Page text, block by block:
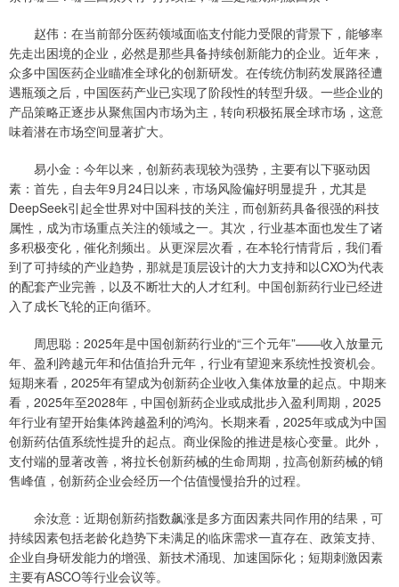
赵伟：在当前部分医药领域面临支付能力受限的背景下，能够率
先走出困境的企业，必然是那些具备持续创新能力的企业。近年来，
众多中国医药企业瞄准全球化的创新研发。在传统仿制药发展路径遭
遇瓶颈之后，中国医药产业已实现了阶段性的转型升级。一些企业的
产品策略正逐步从聚焦国内市场为主，转向积极拓展全球市场，这意
味着潜在市场空间显著扩大。
易小金：今年以来，创新药表现较为强势，主要有以下驱动因
素：首先，自去年9月24日以来，市场风险偏好明显提升，尤其是
DeepSeek引起全世界对中国科技的关注，而创新药具备很强的科技
属性，成为市场重点关注的领域之一。其次，行业基本面也发生了诸
多积极变化，催化剂频出。从更深层次看，在本轮行情背后，我们看
到了可持续的产业趋势，那就是顶层设计的大力支持和以CXO为代表
的配套产业完善，以及不断壮大的人才红利。中国创新药行业已经进
入了成长飞轮的正向循环。
周思聪：2025年是中国创新药行业的“三个元年”——收入放量元
年、盈利跨越元年和估值抬升元年，行业有望迎来系统性投资机会。
短期来看，2025年有望成为创新药企业收入集体放量的起点。中期来
看，2025年至2028年，中国创新药企业或成批步入盈利周期，2025
年行业有望开始集体跨越盈利的鸿沟。长期来看，2025年或成为中国
创新药估值系统性提升的起点。商业保险的推进是核心变量。此外，
支付端的显著改善，将拉长创新药械的生命周期，拉高创新药械的销
售峰值，创新药企业会经历一个估值慢慢抬升的过程。
余汝意：近期创新药指数飙涨是多方面因素共同作用的结果，可
持续因素包括老龄化趋势下未满足的临床需求一直存在、政策支持、
企业自身研发能力的增强、新技术涌现、加速国际化；短期刺激因素
主要有ASCO等行业会议等。